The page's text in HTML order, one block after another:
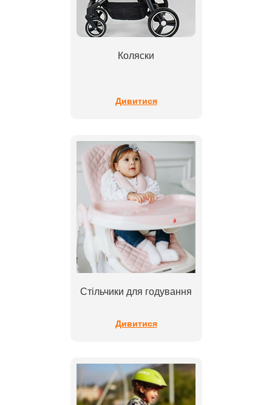
Коляски
Дивитися
Стільчики для годування
Дивитися